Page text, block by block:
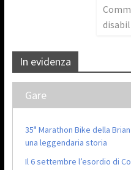
In evidenza
Gare
35ª Marathon Bike della
una leggendaria storia
Il 6 settembre l’esordio di